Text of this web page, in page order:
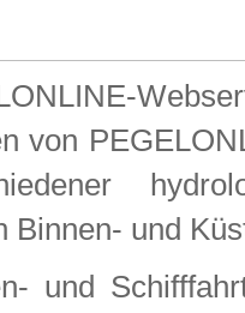
von
Binnen- und
und